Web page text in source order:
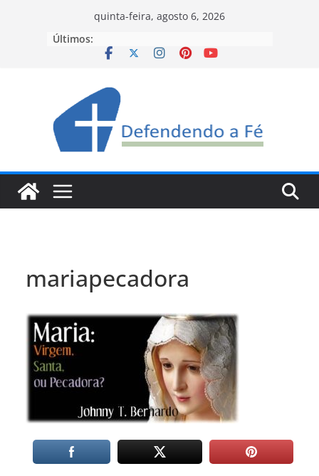
quinta-feira, agosto 6, 2026
Últimos:
mariapecadora